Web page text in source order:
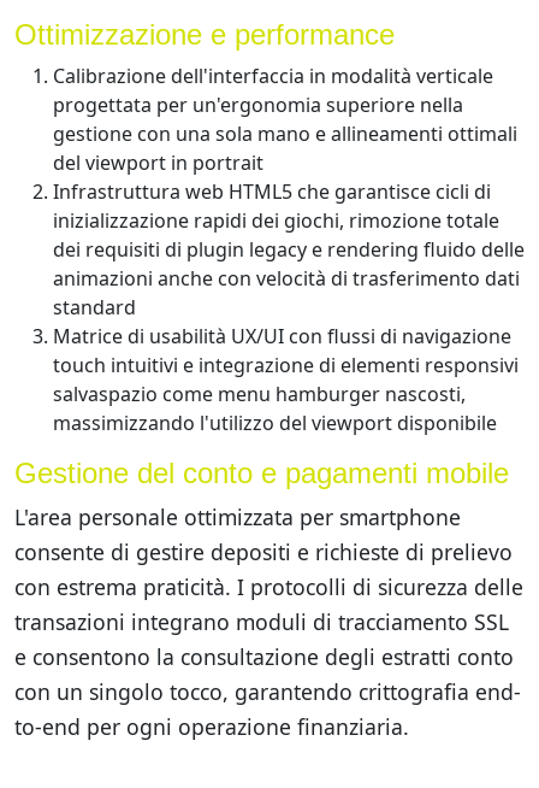
Ottimizzazione e performance
Calibrazione dell'interfaccia in modalità verticale
progettata per un'ergonomia superiore nella
gestione con una sola mano e allineamenti ottimali
del viewport in portrait
Infrastruttura web HTML5 che garantisce cicli di
inizializzazione rapidi dei giochi, rimozione totale
dei requisiti di plugin legacy e rendering fluido delle
animazioni anche con velocità di trasferimento dati
standard
Matrice di usabilità UX/UI con flussi di navigazione
touch intuitivi e integrazione di elementi responsivi
salvaspazio come menu hamburger nascosti,
massimizzando l'utilizzo del viewport disponibile
Gestione del conto e pagamenti mobile
L'area personale ottimizzata per smartphone
consente di gestire depositi e richieste di prelievo
con estrema praticità. I protocolli di sicurezza delle
transazioni integrano moduli di tracciamento SSL
e consentono la consultazione degli estratti conto
con un singolo tocco, garantendo crittografia end-
to-end per ogni operazione finanziaria.